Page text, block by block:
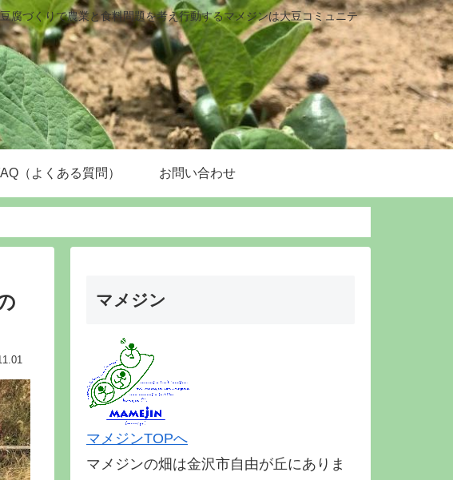
腐づくりで農業と食料問題を考え行動するマメジンは大豆コミュニテ
（よくある質問） お問い合わせ
マメジン
マメジンTOPへ
マメジンの畑は金沢市自由が丘にありま